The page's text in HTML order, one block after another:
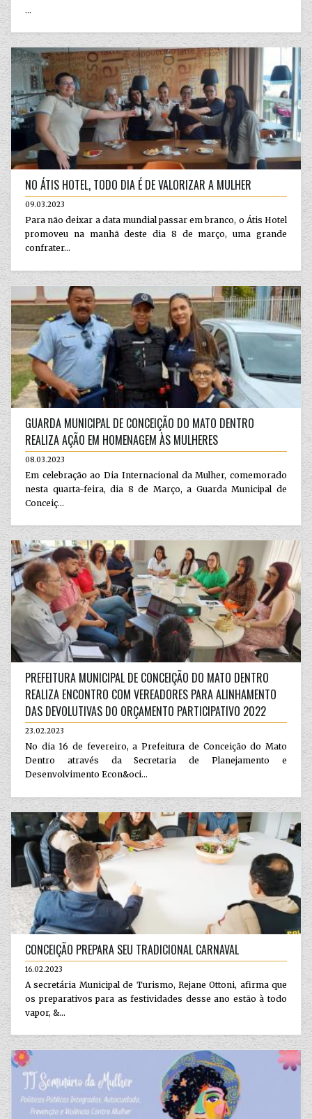
...
NO ÁTIS HOTEL, TODO DIA É DE VALORIZAR A MULHER
09.03.2023
Para não deixar a data mundial passar em branco, o Átis Hotel
promoveu na manhã deste dia 8 de março, uma grande
confrater...
GUARDA MUNICIPAL DE CONCEIÇÃO DO MATO DENTRO
REALIZA AÇÃO EM HOMENAGEM ÀS MULHERES
08.03.2023
Em celebração ao Dia Internacional da Mulher, comemorado
nesta quarta-feira, dia 8 de Março, a Guarda Municipal de
Conceiç...
PREFEITURA MUNICIPAL DE CONCEIÇÃO DO MATO DENTRO
REALIZA ENCONTRO COM VEREADORES PARA ALINHAMENTO
DAS DEVOLUTIVAS DO ORÇAMENTO PARTICIPATIVO 2022
23.02.2023
No dia 16 de fevereiro, a Prefeitura de Conceição do Mato
Dentro através da Secretaria de Planejamento e
Desenvolvimento Econ&oci...
CONCEIÇÃO PREPARA SEU TRADICIONAL CARNAVAL
16.02.2023
A secretária Municipal de Turismo, Rejane Ottoni, afirma que
os preparativos para as festividades desse ano estão à todo
vapor, &...